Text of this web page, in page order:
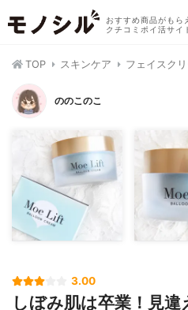
おすすめ商品がもら
クチコミポイ活サイ
TOP スキンケア フェイスク
ののこのこ
3.00
しぼみ肌は卒業！見